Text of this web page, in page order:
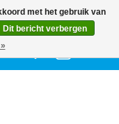
& accessoires |
gratis parkeren
Verlanglijst
met het gebruik van
Dit bericht verbergen